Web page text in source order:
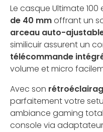
Le casque Ultimate
de 40 mmoffrant un
arceau auto-
similicuir assurent un
télécommande
volume et micro
Avec son
parfaitement votre
ambiance gaming
console via